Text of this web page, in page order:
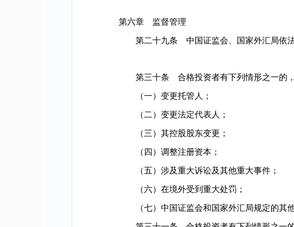
第六章 监督管理
第二十九条 中国证监会、国家外汇局依法
第三十条 合格投资者有下列情形之一的，
（一）变更托管人；
（二）变更法定代表人；
（三）其控股股东变更；
（四）调整注册资本；
（五）涉及重大诉讼及其他重大事件；
（六）在境外受到重大处罚；
（七）中国证监会和国家外汇局规定的其他